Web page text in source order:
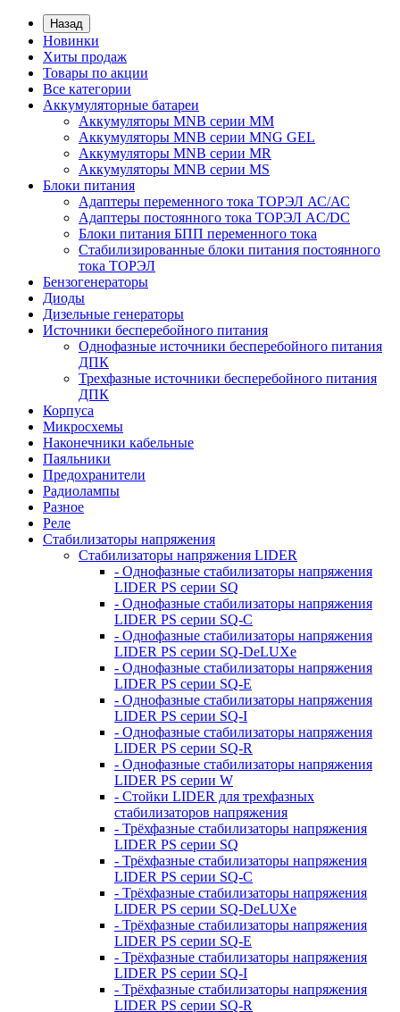
Назад
Новинки
Хиты продаж
Товары по акции
Все категории
Аккумуляторные батареи
Аккумуляторы MNB серии MM
Аккумуляторы MNB серии MNG GEL
Аккумуляторы MNB серии MR
Аккумуляторы MNB серии MS
Блоки питания
Адаптеры переменного тока ТОРЭЛ АС/АС
Адаптеры постоянного тока ТОРЭЛ AC/DC
Блоки питания БПП переменного тока
Стабилизированные блоки питания постоянного
тока ТОРЭЛ
Бензогенераторы
Диоды
Дизельные генераторы
Источники бесперебойного питания
Однофазные источники бесперебойного питания
ДПК
Трехфазные источники бесперебойного питания
ДПК
Корпуса
Микросхемы
Наконечники кабельные
Паяльники
Предохранители
Радиолампы
Разное
Реле
Стабилизаторы напряжения
Стабилизаторы напряжения LIDER
- Однофазные стабилизаторы напряжения
LIDER PS серии SQ
- Однофазные стабилизаторы напряжения
LIDER PS серии SQ-C
- Однофазные стабилизаторы напряжения
LIDER PS серии SQ-DeLUXe
- Однофазные стабилизаторы напряжения
LIDER PS серии SQ-E
- Однофазные стабилизаторы напряжения
LIDER PS серии SQ-I
- Однофазные стабилизаторы напряжения
LIDER PS серии SQ-R
- Однофазные стабилизаторы напряжения
LIDER PS серии W
- Стойки LIDER для трехфазных
стабилизаторов напряжения
- Трёхфазные стабилизаторы напряжения
LIDER PS серии SQ
- Трёхфазные стабилизаторы напряжения
LIDER PS серии SQ-C
- Трёхфазные стабилизаторы напряжения
LIDER PS серии SQ-DeLUXe
- Трёхфазные стабилизаторы напряжения
LIDER PS серии SQ-E
- Трёхфазные стабилизаторы напряжения
LIDER PS серии SQ-I
- Трёхфазные стабилизаторы напряжения
LIDER PS серии SQ-R